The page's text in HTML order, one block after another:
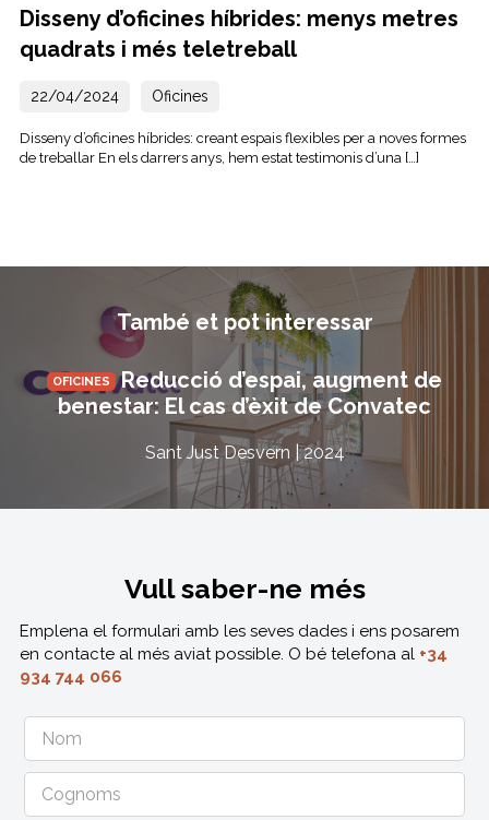
Disseny d’oficines híbrides: menys metres
quadrats i més teletreball
22/04/2024 Oficines
Disseny d’oficines híbrides: creant espais flexibles per a noves formes
de treballar En els darrers anys, hem estat testimonis d’una […]
També et pot interessar
OFICINES Reducció d’espai, augment de
benestar: El cas d’èxit de Convatec
Sant Just Desvern | 2024
Vull saber-ne més
Emplena el formulari amb les seves dades i ens posarem
en contacte al més aviat possible. O bé telefona al +34
934 744 066